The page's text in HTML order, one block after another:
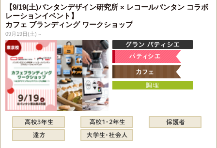
【9/19(土)バンタンデザイン研究所 × レコールバンタン コラボ
レーションイベント】
カフェ ブランディング ワークショップ
09月19日(土)～